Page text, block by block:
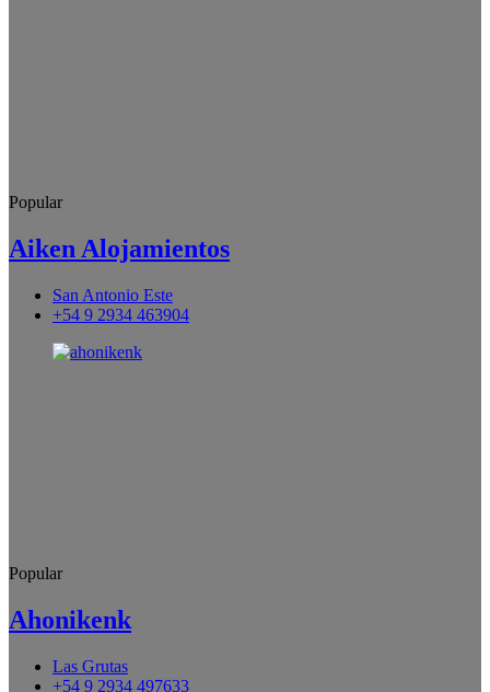
Popular
Aiken Alojamientos
San Antonio Este
+54 9 2934 463904
Popular
Ahonikenk
Las Grutas
+54 9 2934 497633